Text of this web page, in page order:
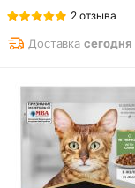
2 отзыва
Доставкасегодня